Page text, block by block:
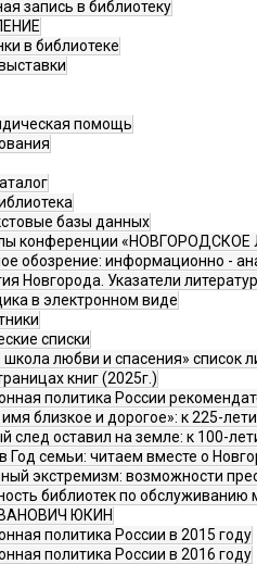
запись в библиотеку
в библиотеке
помощь
базы данных
конференции
обозрение: информационно -
Новгорода. Указатели
в электронном виде
списки
любви и спасения» список
книг (2025г.)
политика России
близкое и дорогое»: к 225-
след оставил на земле: к 100-
Год семьи: читаем вместе о
экстремизм: возможности
библиотек по обслуживанию
ЮКИН
политика России в 2015 году
политика России в 2016 году